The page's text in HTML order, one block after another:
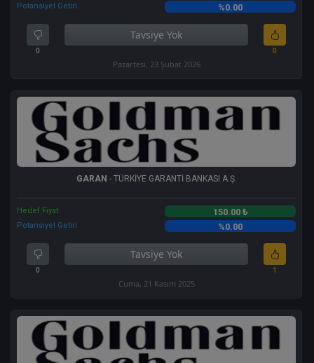
Potansiyel Getiri %0.00
0
Tavsiye Yok
0
Pazartesi, 23 Şubat 2026
GARAN - TÜRKİYE GARANTİ BANKASI A.Ş.
Hedef Fiyat 150.00 ₺
Potansiyel Getiri %0.00
0
Tavsiye Yok
1
Cuma, 21 Kasım 2025